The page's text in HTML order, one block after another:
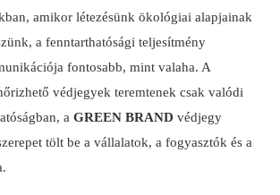
amikor létezésünk ökológiai alapjainak
a fenntarthatósági teljesítmény
fontosabb, mint valaha. A
védjegyek teremtenek csak valódi
a GREEN BRAND védjegy
tölt be a vállalatok, a fogyasztók és a